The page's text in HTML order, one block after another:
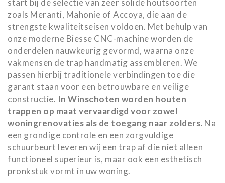
start bij de selectie van zeer solide houtsoorten
zoals Meranti, Mahonie of Accoya, die aan de
strengste kwaliteitseisen voldoen. Met behulp van
onze moderne Biesse CNC-machine worden de
onderdelen nauwkeurig gevormd, waarna onze
vakmensen de trap handmatig assembleren. We
passen hierbij traditionele verbindingen toe die
garant staan voor een betrouwbare en veilige
constructie. In Winschoten worden houten
trappen op maat vervaardigd voor zowel
woningrenovaties als de toegang naar zolders. Na
een grondige controle en een zorgvuldige
schuurbeurt leveren wij een trap af die niet alleen
functioneel superieur is, maar ook een esthetisch
pronkstuk vormt in uw woning.